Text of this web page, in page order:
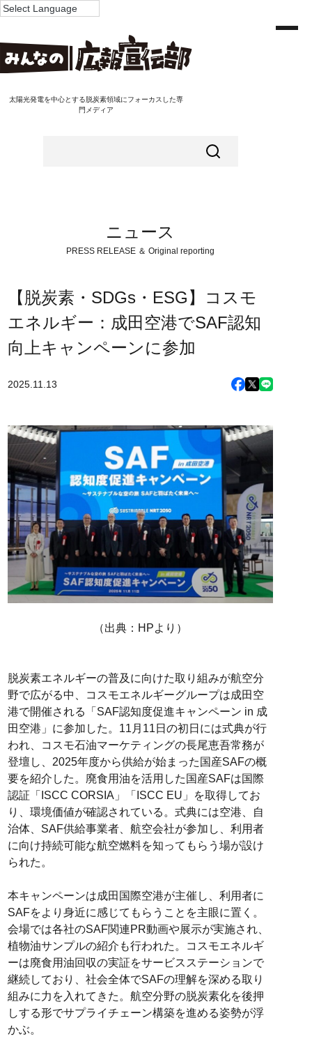
太陽光発電を中心とする脱炭素領域にフォーカスした専
門メディア
ニュース
PRESS RELEASE ＆ Original reporting
【脱炭素・SDGs・ESG】コスモ
エネルギー：成田空港でSAF認知
向上キャンペーンに参加
2025.11.13
（出典：HPより）
脱炭素エネルギーの普及に向けた取り組みが航空分
野で広がる中、コスモエネルギーグループは成田空
港で開催される「SAF認知度促進キャンペーン in 成
田空港」に参加した。11月11日の初日には式典が行
われ、コスモ石油マーケティングの長尾恵吾常務が
登壇し、2025年度から供給が始まった国産SAFの概
要を紹介した。廃食用油を活用した国産SAFは国際
認証「ISCC CORSIA」「ISCC EU」を取得してお
り、環境価値が確認されている。式典には空港、自
治体、SAF供給事業者、航空会社が参加し、利用者
に向け持続可能な航空燃料を知ってもらう場が設け
られた。
本キャンペーンは成田国際空港が主催し、利用者に
SAFをより身近に感じてもらうことを主眼に置く。
会場では各社のSAF関連PR動画や展示が実施され、
植物油サンプルの紹介も行われた。コスモエネルギ
ーは廃食用油回収の実証をサービスステーションで
継続しており、社会全体でSAFの理解を深める取り
組みに力を入れてきた。航空分野の脱炭素化を後押
しする形でサプライチェーン構築を進める姿勢が浮
かぶ。